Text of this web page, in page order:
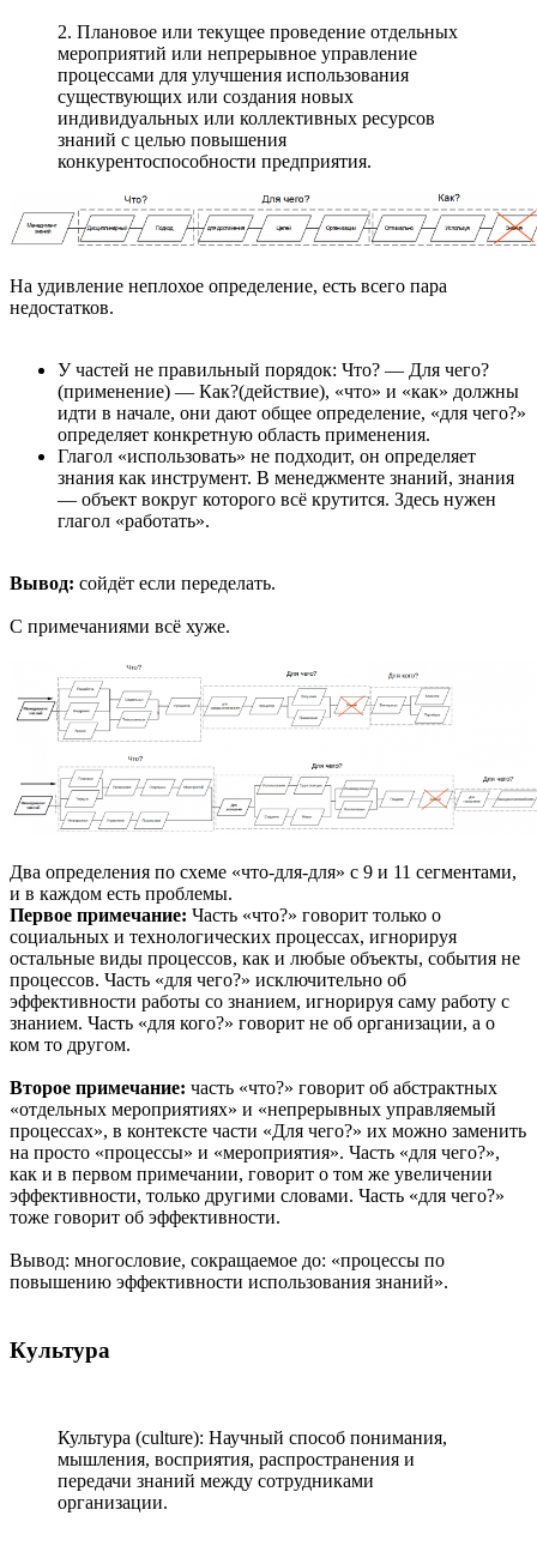
2. Плановое или текущее проведение отдельных
мероприятий или непрерывное управление
процессами для улучшения использования
существующих или создания новых
индивидуальных или коллективных ресурсов
знаний с целью повышения
конкурентоспособности предприятия.
На удивление неплохое определение, есть всего пара
недостатков.
У частей не правильный порядок: Что? — Для чего?
(применение) — Как?(действие), «что» и «как» должны
идти в начале, они дают общее определение, «для чего?»
определяет конкретную область применения.
Глагол «использовать» не подходит, он определяет
знания как инструмент. В менеджменте знаний, знания
— объект вокруг которого всё крутится. Здесь нужен
глагол «работать».
Вывод: сойдёт если переделать.
С примечаниями всё хуже.
Два определения по схеме «что-для-для» с 9 и 11 сегментами,
и в каждом есть проблемы.
Первое примечание: Часть «что?» говорит только о
социальных и технологических процессах, игнорируя
остальные виды процессов, как и любые объекты, события не
процессов. Часть «для чего?» исключительно об
эффективности работы со знанием, игнорируя саму работу с
знанием. Часть «для кого?» говорит не об организации, а о
ком то другом.
Второе примечание: часть «что?» говорит об абстрактных
«отдельных мероприятиях» и «непрерывных управляемый
процессах», в контексте части «Для чего?» их можно заменить
на просто «процессы» и «мероприятия». Часть «для чего?»,
как и в первом примечании, говорит о том же увеличении
эффективности, только другими словами. Часть «для чего?»
тоже говорит об эффективности.
Вывод: многословие, сокращаемое до: «процессы по
повышению эффективности использования знаний».
Культура
Культура (culture): Научный способ понимания,
мышления, восприятия, распространения и
передачи знаний между сотрудниками
организации.